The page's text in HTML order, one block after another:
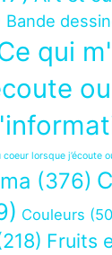
Bande
qui
lorsque j’écoute
(376)
Couleurs
Fruits